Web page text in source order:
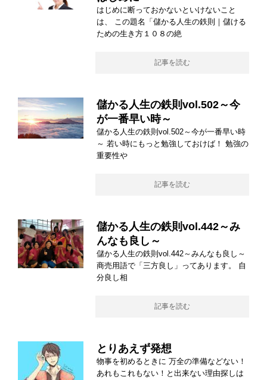
はじめに断っておかないといけないこと
は、 この題名「儲かる人生の鉄則｜儲ける
ための生き方１０８の絶
記事を読む
儲かる人生の鉄則vol.502～今
が一番早い時～
儲かる人生の鉄則vol.502～今が一番早い時
～ 若い時にもっと勉強しておけば！ 勉強の
重要性や
記事を読む
儲かる人生の鉄則vol.442～み
んなも良し～
儲かる人生の鉄則vol.442～みんなも良し～
商売用語で「三方良し」ってあります。 自
分良し相
記事を読む
とりあえず発想
物事を初めるときに 万全の準備などない！
あれもこれもない！と出来ない理由探しは